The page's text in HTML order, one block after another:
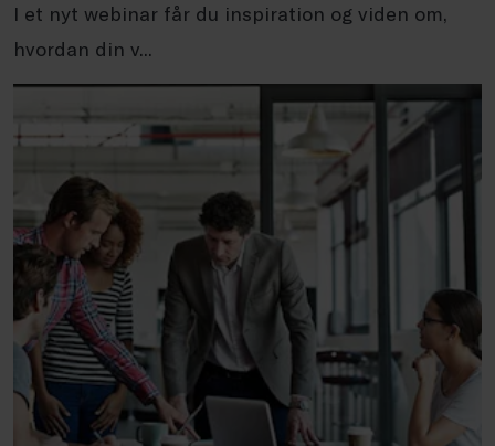
I et nyt webinar får du inspiration og viden om,
hvordan din v...